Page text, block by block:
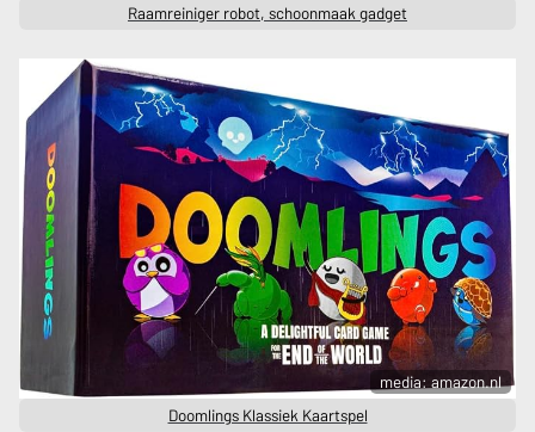
Raamreiniger robot, schoonmaak gadget
media: amazon.nl
Doomlings Klassiek Kaartspel